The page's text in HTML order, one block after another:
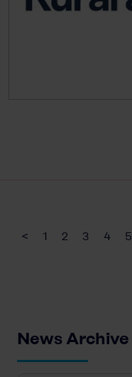
< 1 2 3 4 5
News Archive